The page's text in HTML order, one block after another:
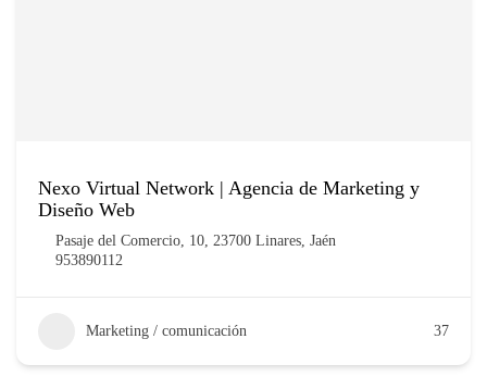
Nexo Virtual Network | Agencia de Marketing y
Diseño Web
Pasaje del Comercio, 10, 23700 Linares, Jaén
953890112
Marketing / comunicación 37